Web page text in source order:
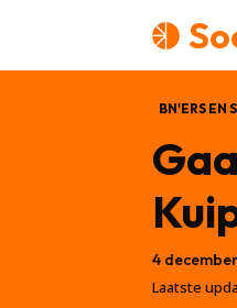
BN'ERS EN
4
Laatste